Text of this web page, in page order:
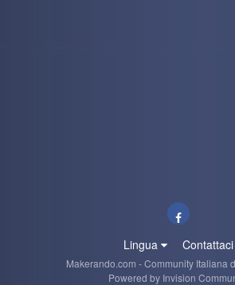
Lingua Contattaci
Makerando.com - Community Italiana
Powered by Invision